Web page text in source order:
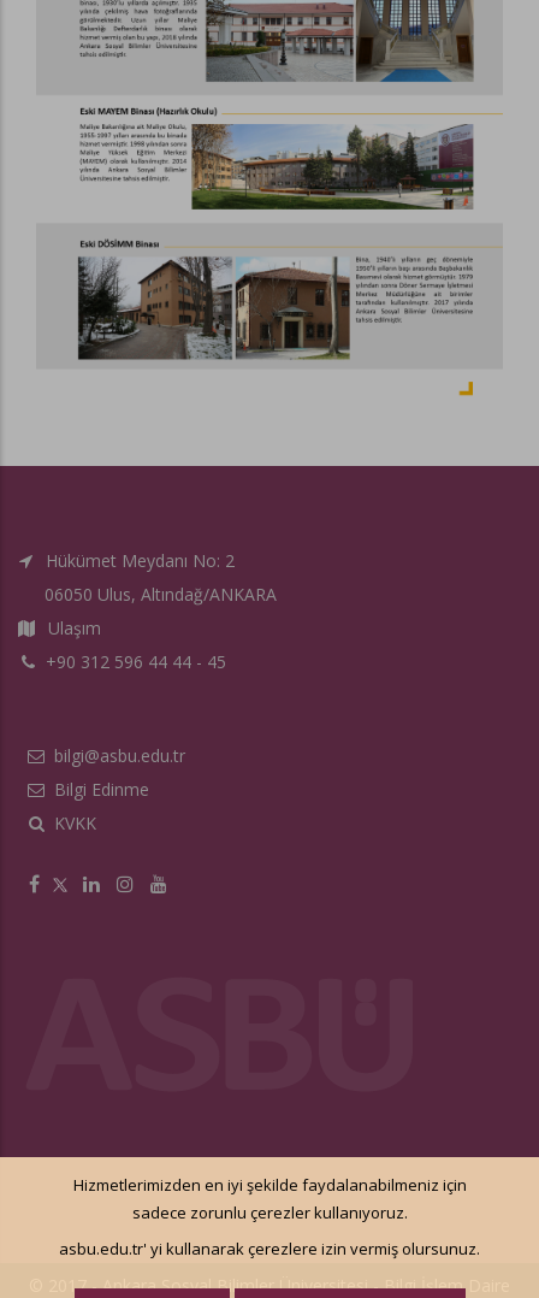
Hükümet Meydanı No: 2
06050 Ulus, Altındağ/ANKARA
Ulaşım
+90 312 596 44 44 - 45
bilgi@asbu.edu.tr
Bilgi Edinme
KVKK
© 2017 - Ankara Sosyal Bilimler Üniversitesi -Bilgi İşlem Daire
Hizmetlerimizden en iyi şekilde faydalanabilmeniz için
sadece zorunlu çerezler kullanıyoruz.
asbu.edu.tr' yi kullanarak çerezlere izin vermiş olursunuz.